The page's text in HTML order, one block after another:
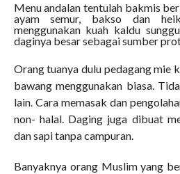
Menu andalan tentulah bakmis
ayam semur, bakso dan
menggunakan kuah kaldu
daginya besar sebagai sumber
Orang tuanya dulu pedagang mie
bawang menggunakan biasa.
lain. Cara memasak dan
non- halal. Daging juga dibuat
dan sapi tanpa campuran.
Banyaknya orang Muslim yang